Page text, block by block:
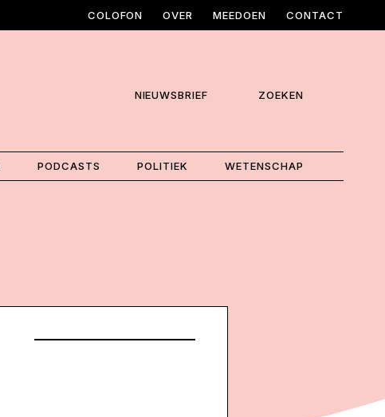
COLOFON OVER MEEDOEN CONTACT
NIEUWSBRIEF ZOEKEN
PODCASTS POLITIEK WETENSCHAP